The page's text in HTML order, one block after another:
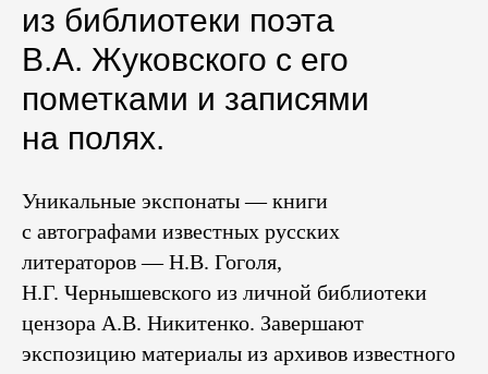
из библиотеки поэта
В.А. Жуковского с его
пометками и записями
на полях.
Уникальные экспонаты — книги
с автографами известных русских
литераторов — Н.В. Гоголя,
Н.Г. Чернышевского из личной библиотеки
цензора А.В. Никитенко. Завершают
экспозицию материалы из архивов известного